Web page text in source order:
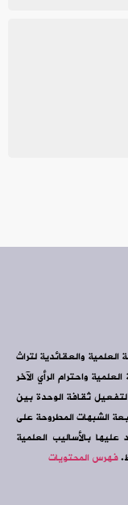
العلمية والعقائدية لتراث
واحترام الرأي الآخر
لتفعيل ثقافة الوحدة بين
الشبهات المطروحة على
بالأساليب العلمية
فهرس المحتويات